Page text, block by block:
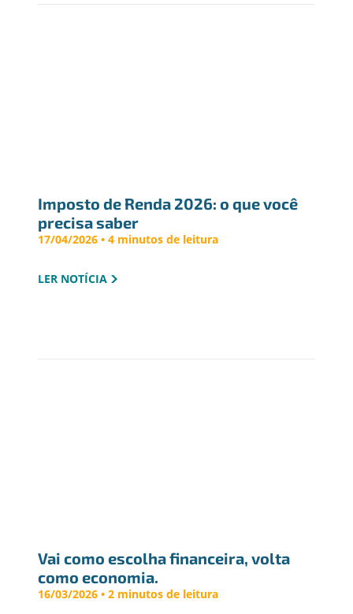
Imposto de Renda 2026: o que você
precisa saber
17/04/2026 • 4 minutos de leitura
LER NOTÍCIA
Vai como escolha financeira, volta
como economia.
16/03/2026 • 2 minutos de leitura